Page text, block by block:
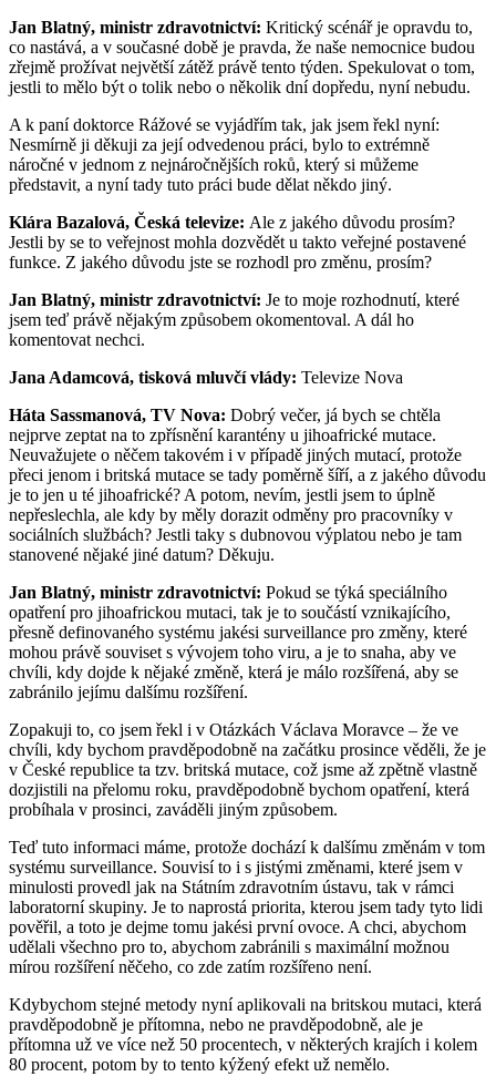
Jan Blatný, ministr zdravotnictví: Kritický scénář je opravdu to,
co nastává, a v současné době je pravda, že naše nemocnice budou
zřejmě prožívat největší zátěž právě tento týden. Spekulovat o tom,
jestli to mělo být o tolik nebo o několik dní dopředu, nyní nebudu.
A k paní doktorce Rážové se vyjádřím tak, jak jsem řekl nyní:
Nesmírně ji děkuji za její odvedenou práci, bylo to extrémně
náročné v jednom z nejnáročnějších roků, který si můžeme
představit, a nyní tady tuto práci bude dělat někdo jiný.
Klára Bazalová, Česká televize: Ale z jakého důvodu prosím?
Jestli by se to veřejnost mohla dozvědět u takto veřejné postavené
funkce. Z jakého důvodu jste se rozhodl pro změnu, prosím?
Jan Blatný, ministr zdravotnictví: Je to moje rozhodnutí, které
jsem teď právě nějakým způsobem okomentoval. A dál ho
komentovat nechci.
Jana Adamcová, tisková mluvčí vlády: Televize Nova
Háta Sassmanová, TV Nova: Dobrý večer, já bych se chtěla
nejprve zeptat na to zpřísnění karantény u jihoafrické mutace.
Neuvažujete o něčem takovém i v případě jiných mutací, protože
přeci jenom i britská mutace se tady poměrně šíří, a z jakého důvodu
je to jen u té jihoafrické? A potom, nevím, jestli jsem to úplně
nepřeslechla, ale kdy by měly dorazit odměny pro pracovníky v
sociálních službách? Jestli taky s dubnovou výplatou nebo je tam
stanovené nějaké jiné datum? Děkuju.
Jan Blatný, ministr zdravotnictví: Pokud se týká speciálního
opatření pro jihoafrickou mutaci, tak je to součástí vznikajícího,
přesně definovaného systému jakési surveillance pro změny, které
mohou právě souviset s vývojem toho viru, a je to snaha, aby ve
chvíli, kdy dojde k nějaké změně, která je málo rozšířená, aby se
zabránilo jejímu dalšímu rozšíření.
Zopakuji to, co jsem řekl i v Otázkách Václava Moravce – že ve
chvíli, kdy bychom pravděpodobně na začátku prosince věděli, že je
v České republice ta tzv. britská mutace, což jsme až zpětně vlastně
dozjistili na přelomu roku, pravděpodobně bychom opatření, která
probíhala v prosinci, zaváděli jiným způsobem.
Teď tuto informaci máme, protože dochází k dalšímu změnám v tom
systému surveillance. Souvisí to i s jistými změnami, které jsem v
minulosti provedl jak na Státním zdravotním ústavu, tak v rámci
laboratorní skupiny. Je to naprostá priorita, kterou jsem tady tyto lidi
pověřil, a toto je dejme tomu jakési první ovoce. A chci, abychom
udělali všechno pro to, abychom zabránili s maximální možnou
mírou rozšíření něčeho, co zde zatím rozšířeno není.
Kdybychom stejné metody nyní aplikovali na britskou mutaci, která
pravděpodobně je přítomna, nebo ne pravděpodobně, ale je
přítomna už ve více než 50 procentech, v některých krajích i kolem
80 procent, potom by to tento kýžený efekt už nemělo.